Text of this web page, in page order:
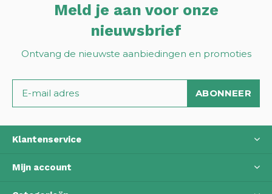
Meld je aan voor onze
nieuwsbrief
Ontvang de nieuwste aanbiedingen en promoties
ABONNEER
Klantenservice
Mijn account